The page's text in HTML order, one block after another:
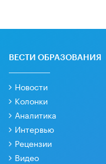
ВЕСТИ ОБРАЗОВАНИЯ
Новости
Колонки
Аналитика
Интервью
Рецензии
Видео